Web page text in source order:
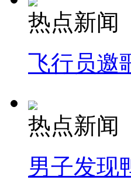
热点新闻
飞行员邀
热点新闻
男子发现